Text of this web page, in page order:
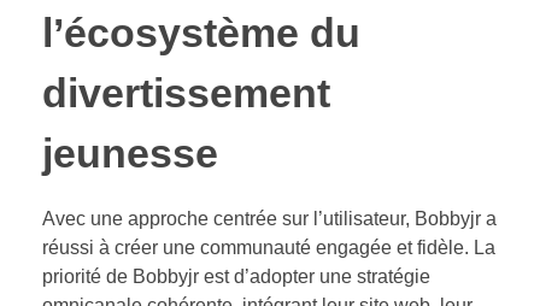
l’écosystème du
divertissement
jeunesse
Avec une approche centrée sur l’utilisateur, Bobbyjr a
réussi à créer une communauté engagée et fidèle. La
priorité de Bobbyjr est d’adopter une stratégie